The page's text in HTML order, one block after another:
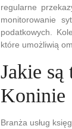
regularne
monitorowanie
podatkowych.
które umożliwią
Jakie
Koninie
Branża usług